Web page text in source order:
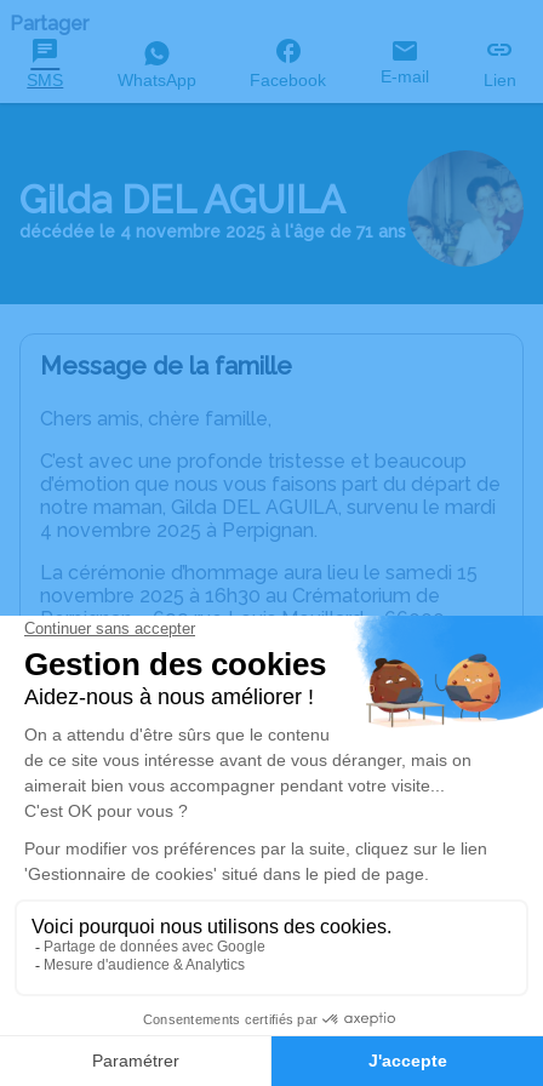
Faire-part Hommages
Partager
SMS WhatsApp Facebook E-mail Lien
Gilda DEL AGUILA
décédée le 4 novembre 2025 à l'âge de 71 ans
Message de la famille
Chers amis, chère famille,
C’est avec une profonde tristesse et beaucoup
d’émotion que nous vous faisons part du départ de
notre maman, Gilda DEL AGUILA, survenu le mardi
4 novembre 2025 à Perpignan.
La cérémonie d’hommage aura lieu le samedi 15
novembre 2025 à 16h30 au Crématorium de
Perpignan – 699 rue Louis Mouillard – 66000
Perpignan.
Maman laisse derrière elle une immense
empreinte d’amour, de douceur et de lumière.
Pour celles et ceux qui le souhaitent, nous vous
invitons à utiliser cet espace pour laisser un
message, partager un souvenir, une photo, une
anecdote, un poème ou quelques mots du cœur.
Vos témoignages seront pour nous un précieux
réconfort et une belle façon d’honorer sa
mémoire.
cérémonie, un service est disponible directement
ici.
Ses enfants 🌷